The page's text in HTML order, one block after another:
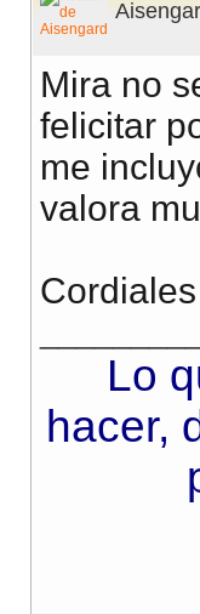
Mira no
felicitar
me
valora
Lo
hacer,